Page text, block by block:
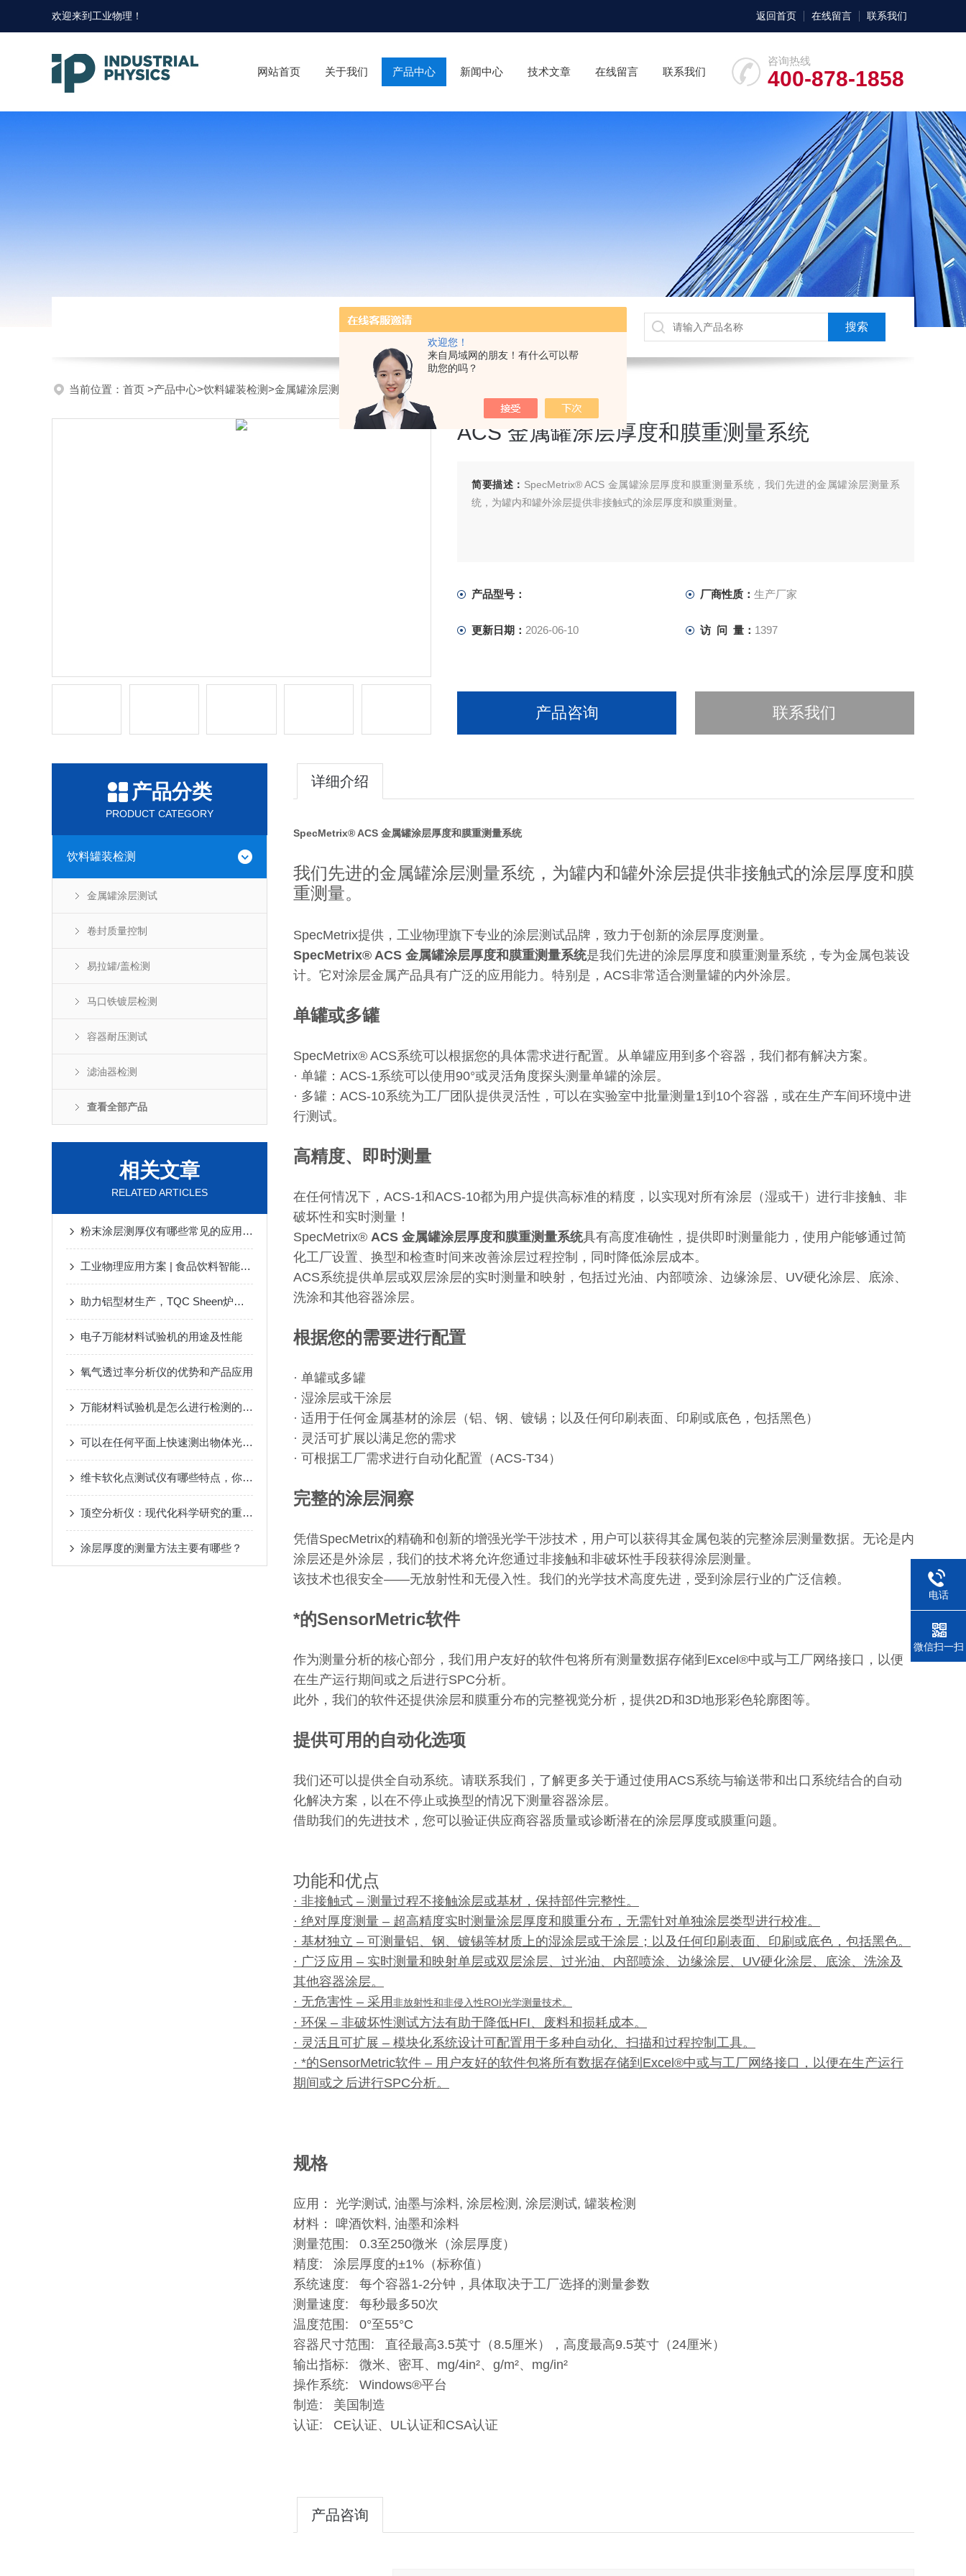
欢迎您！
来自局域网的朋友！有什么可以帮
助您的吗？
欢迎来到 工业物理 ！ 返回首页 在线留言 联系我们
咨询热线
400-878-1858
网站首页 关于我们 产品中心 新闻中心 技术文章 在线留言 联系我们
当前位置： 首页 >产品中心>饮料罐装检测>金属罐涂层测试 >ACS 金属罐涂层厚度和膜重测量系统
ACS 金属罐涂层厚度和膜重测量系统
简要描述： SpecMetrix® ACS 金属罐涂层厚度和膜重测量系统，我们先进的金属罐涂层测量系
统，为罐内和罐外涂层提供非接触式的涂层厚度和膜重测量。
产品型号： 厂商性质： 生产厂家
更新日期： 2026-06-10 访 问 量： 1397
产品咨询 联系我们
产品分类
PRODUCT CATEGORY
饮料罐装检测
金属罐涂层测试
卷封质量控制
易拉罐/盖检测
马口铁镀层检测
容器耐压测试
滤油器检测
查看全部产品
相关文章
RELATED ARTICLES
粉末涂层测厚仪有哪些常见的应用领域？
工业物理应用方案 | 食品饮料智能视觉检测
助力铝型材生产，TQC Sheen炉温跟踪仪精细掌控能耗与质量
电子万能材料试验机的用途及性能
氧气透过率分析仪的优势和产品应用
万能材料试验机是怎么进行检测的呢？
可以在任何平面上快速测出物体光泽水平的“进口光泽度仪”
维卡软化点测试仪有哪些特点，你知道吗？
顶空分析仪：现代化科学研究的重要工具
涂层厚度的测量方法主要有哪些？
详细介绍
SpecMetrix® ACS 金属罐涂层厚度和膜重测量系统
我们先进的金属罐涂层测量系统，为罐内和罐外涂层提供非接触式的涂层厚度和膜
重测量。
SpecMetrix提供，工业物理旗下专业的涂层测试品牌，致力于创新的涂层厚度测量。
SpecMetrix® ACS 金属罐涂层厚度和膜重测量系统是我们先进的涂层厚度和膜重测量系统，专为金属包装设
计。它对涂层金属产品具有广泛的应用能力。特别是，ACS非常适合测量罐的内外涂层。
单罐或多罐
SpecMetrix® ACS系统可以根据您的具体需求进行配置。从单罐应用到多个容器，我们都有解决方案。
· 单罐：ACS-1系统可以使用90°或灵活角度探头测量单罐的涂层。
· 多罐：ACS-10系统为工厂团队提供灵活性，可以在实验室中批量测量1到10个容器，或在生产车间环境中进
行测试。
高精度、即时测量
在任何情况下，ACS-1和ACS-10都为用户提供高标准的精度，以实现对所有涂层（湿或干）进行非接触、非
破坏性和实时测量！
SpecMetrix® ACS 金属罐涂层厚度和膜重测量系统具有高度准确性，提供即时测量能力，使用户能够通过简
化工厂设置、换型和检查时间来改善涂层过程控制，同时降低涂层成本。
ACS系统提供单层或双层涂层的实时测量和映射，包括过光油、内部喷涂、边缘涂层、UV硬化涂层、底涂、
洗涂和其他容器涂层。
根据您的需要进行配置
· 单罐或多罐
· 湿涂层或干涂层
· 适用于任何金属基材的涂层（铝、钢、镀锡；以及任何印刷表面、印刷或底色，包括黑色）
· 灵活可扩展以满足您的需求
· 可根据工厂需求进行自动化配置（ACS-T34）
完整的涂层洞察
凭借SpecMetrix的精确和创新的增强光学干涉技术，用户可以获得其金属包装的完整涂层测量数据。无论是内
涂层还是外涂层，我们的技术将允许您通过非接触和非破坏性手段获得涂层测量。
该技术也很安全——无放射性和无侵入性。我们的光学技术高度先进，受到涂层行业的广泛信赖。
*的SensorMetric软件
作为测量分析的核心部分，我们用户友好的软件包将所有测量数据存储到Excel®中或与工厂网络接口，以便
在生产运行期间或之后进行SPC分析。
此外，我们的软件还提供涂层和膜重分布的完整视觉分析，提供2D和3D地形彩色轮廓图等。
提供可用的自动化选项
我们还可以提供全自动系统。请联系我们，了解更多关于通过使用ACS系统与输送带和出口系统结合的自动
化解决方案，以在不停止或换型的情况下测量容器涂层。
借助我们的先进技术，您可以验证供应商容器质量或诊断潜在的涂层厚度或膜重问题。
功能和优点
· 非接触式 – 测量过程不接触涂层或基材，保持部件完整性。
· 绝对厚度测量 – 超高精度实时测量涂层厚度和膜重分布，无需针对单独涂层类型进行校准。
· 基材独立 – 可测量铝、钢、镀锡等材质上的湿涂层或干涂层；以及任何印刷表面、印刷或底色，包括黑色。
· 广泛应用 – 实时测量和映射单层或双层涂层、过光油、内部喷涂、边缘涂层、UV硬化涂层、底涂、洗涂及
其他容器涂层。
· 无危害性 – 采用非放射性和非侵入性ROI光学测量技术。
· 环保 – 非破坏性测试方法有助于降低HFI、废料和损耗成本。
· 灵活且可扩展 – 模块化系统设计可配置用于多种自动化、扫描和过程控制工具。
· *的SensorMetric软件 – 用户友好的软件包将所有数据存储到Excel®中或与工厂网络接口，以便在生产运行
期间或之后进行SPC分析。
规格
应用： 光学测试, 油墨与涂料, 涂层检测, 涂层测试, 罐装检测
材料： 啤酒饮料, 油墨和涂料
测量范围: 0.3至250微米（涂层厚度）
精度: 涂层厚度的±1%（标称值）
系统速度: 每个容器1-2分钟，具体取决于工厂选择的测量参数
测量速度: 每秒最多50次
温度范围: 0°至55°C
容器尺寸范围: 直径最高3.5英寸（8.5厘米），高度最高9.5英寸（24厘米）
输出指标: 微米、密耳、mg/4in²、g/m²、mg/in²
操作系统: Windows®平台
制造: 美国制造
认证: CE认证、UL认证和CSA认证
产品咨询
电话
微信扫一扫